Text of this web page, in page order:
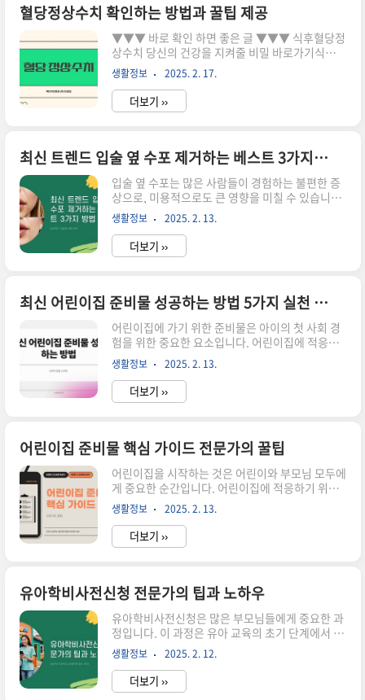
식사 후 8시간 이상 금식한 상태에서 측정한 혈당
수치입니다. 일반적으로 정상 범위는
70~99mg/dL로 알려져 있으며, 이 수치가 높아질
수록 당뇨병의 위험성이 커집니다. 공복혈당 수치
가 100~125mg/dL일 경우는 당뇨 전단계로 분류
되며, 126mg/dL 이상일 경우 당뇨병으로 진단됩
니다.정..
혈당정상수치 확인하는 방법과 꿀팁 제공
▼▼▼ 바로 확인 하면 좋은 글 ▼▼▼ 식후혈당정
상수치 당신의 건강을 지켜줄 비밀 바로가기식후혈
당정상수치 꼭 알아야 할 5가지 바로가기식후혈당
정상수치 놓치면 안 될 팁 공개 바로가기공복혈당
정상수치란? 공복혈당은 일반적으로 아침에 기상
후 식사 전에 측정한 혈당 수치를 의미합니다. 한국
가하기 때문에 주의가 필요합니다. 공복혈당은 건
강 상태를 파악하는 중요한 지표입니다. 특히 당뇨
병 가족력이 있는 분이나 비만인 분은 정기적으로
혈당을 체크해야 합니다.공복혈당 수치를 유지하
는 것은 단순히 숫자에 그치지 않습니다. 건강한 생
활습관을 통해 혈당 수치를 조절할 수 있습니다. 식
이요법, 운동, 스트..
생활정보 2025. 2. 17.
더보기 ››
최신 트렌드 입술 옆 수포 제거하는 베스트 3가지 방법
입술 옆 수포는 많은 사람들이 경험하는 불편한 증
상으로, 미용적으로도 큰 영향을 미칠 수 있습니다.
이러한 수포는 다양한 원인으로 발생할 수 있으며,
이를 효과적으로 관리하는 방법을 아는 것이 중요
합니다. 이번 포스트에서는 최신 트렌드에 맞춘 입
술 옆 수포 제거 방법 세 가지를 소개하겠습니다.
인기 순위 바로가기최신 트렌드에 맞춰 알아두어야
할 임용고시 발표 방법 바로가기1. 자연 요법으로
수포 완화하기 자연 요법은 부작용이 적고 피부에
자극을 최소화하는 방법으로, 많은 사람들이 선호
하는 방식입니다. 알로에 베라 젤이나 코코넛 오일
은 특히 유용합니다. 이들 성분은 항염 효과가 뛰
어..
생활정보 2025. 2. 13.
더보기 ››
최신 어린이집 준비물 성공하는 방법 5가지 실천 노하우
어린이집에 가기 위한 준비물은 아이의 첫 사회 경
험을 위한 중요한 요소입니다. 어린이집에 적응하
기 위해서는 무엇보다도 다양한 준비물이 필요합니
다. 준비물을 준비하는 과정은 아이와 부모님 모두
에게 큰 의미가 있습니다. 이번 포스팅에서는 최신
어린이집 준비물과 성공적으로 준비하는 방법에 대
가기영유아검진 문진표 어플 최신 정보와 활용법
바로가기2024년 최신 사랑니 발치후 통증 완화 베
스트 3가지 방법 바로가기어린이집 준비물 체크리
스트 만들기 어린이집에 필요한 준비물을 한눈에
보기 위해 체크리스트를 만드는 것이 좋습니다. 체
크리스트를 통해 필요한 물품을 누락 없이 준비할
수 있으며,..
생활정보 2025. 2. 13.
더보기 ››
어린이집 준비물 핵심 가이드 전문가의 꿀팁
어린이집을 시작하는 것은 어린이와 부모님 모두에
게 중요한 순간입니다. 어린이집에 적응하기 위해
서는 필요한 준비물을 잘 챙기는 것이 필수적입니
다. 이 글에서는 어린이집 준비물에 대한 핵심 정보
를 제공하고, 전문가의 꿀팁을 공유하여 여러분이
보다 효율적으로 준비할 수 있도록 도와드리겠습니
비물 필수품목 소개 바로가기어린이집 준비물 비교
분석 현직 전문가의 추천 순위 바로가기어린이집
준비물 목록 어린이집에 필요한 준비물은 다양합
니다. 일반적으로 필요한 준비물 목록은 다음과 같
습니다:배낭식사도구 (수저, 젓가락)여벌의 옷물병
간식이 외에도 각 어린이집마다 요구하는 준비물이
다를 수 있으니,..
생활정보 2025. 2. 13.
더보기 ››
유아학비사전신청 전문가의 팁과 노하우
유아학비사전신청은 많은 부모님들에게 중요한 과
정입니다. 이 과정은 유아 교육의 초기 단계에서 재
정적 지원을 받기 위한 필수적인 절차로, 부모님들
은 다양한 정보를 수집하고 준비해야 합니다. 유아
학비사전신청의 정확한 이해는 이 과정을 더 수월
하게 만들어 줍니다. 여기서는 전문가의 팁과 노하
생활정보 2025. 2. 12.
더보기 ››